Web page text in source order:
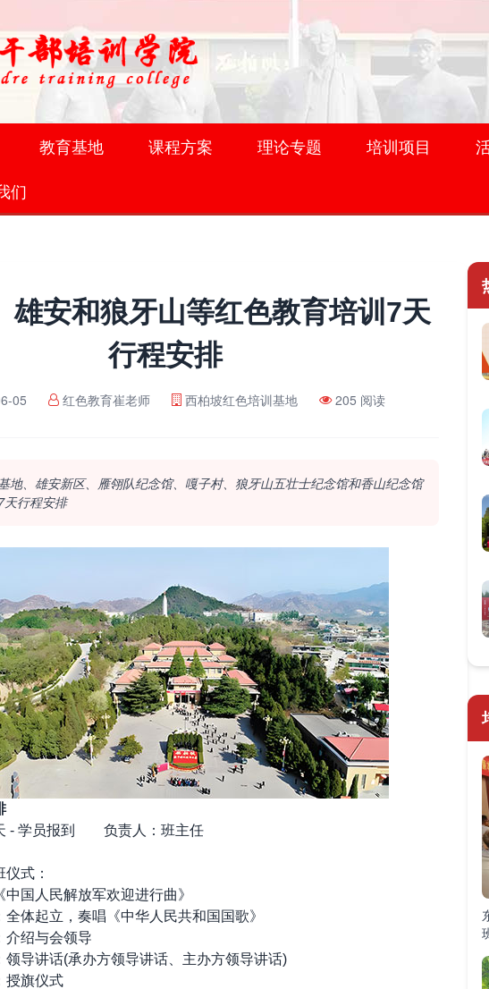
教育基地 课程方案 理论专题 培训项目
们
雄安和狼牙山等红色教育培训7天
行程安排
05 红色教育崔老师 西柏坡红色培训基地 205 阅读
地、雄安新区、雁翎队纪念馆、嘎子村、狼牙山五壮士纪念馆和香山纪念馆
天行程安排
- 学员报到 负责人：班主任
式：
人民解放军欢迎进行曲》
起立，奏唱《中华人民共和国国歌》
绍与会领导
导讲话(承办方领导讲话、主办方领导讲话)
旗仪式